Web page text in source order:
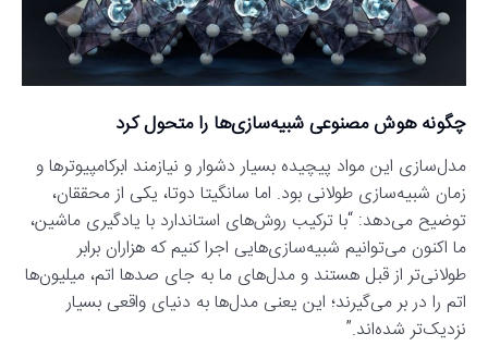
چگونه هوش مصنوعی شبیه‌سازی‌ها را متحول کرد
مدل‌سازی این مواد پیچیده بسیار دشوار و نیازمند ابرکامپیوترها و
زمان شبیه‌سازی طولانی بود. اما سانگیتا دوتا، یکی از محققان،
توضیح می‌دهد: “با ترکیب روش‌های استاندارد با یادگیری ماشین،
ما اکنون می‌توانیم شبیه‌سازی‌هایی اجرا کنیم که هزاران برابر
طولانی‌تر از قبل هستند و مدل‌های ما به جای صدها اتم، میلیون‌ها
اتم را در بر می‌گیرند؛ این یعنی مدل‌ها به دنیای واقعی بسیار
نزدیک‌تر شده‌اند.”